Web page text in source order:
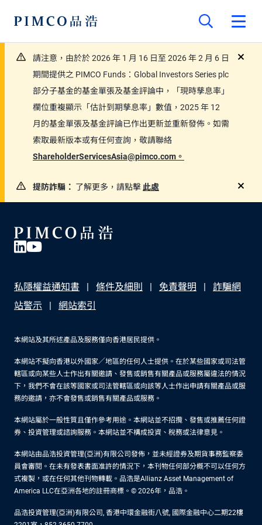
請注意，由於於 2026 年 1 月 16 日至 2026 年 2 月 6 日
期間提供之 PIMCO Funds：Global Investors Series plc
部分子基金的基金單張及基金評論中，「現時孳息率」
欄位重複顯示「估計到期孳息率」數值，2025 年 12
月的基金單張及基金評論已作出更新並重新發佈。如需
索取最新版本或有任何查詢，敬請聯絡
ShareholderServicesAsia@pimco.com。
提防詐騙： 了解更多，請點擊 此處
私隱權益通知書 條件及細則 免責聲明
詐騙網
站警示
網站索引
本網站及其所述產品及服務僅向香港居民提供。
本網站不擬向香港以外國家／地區的任何人士提供。在於某些國家或司法管
轄區或向某些人士作出有關邀請、發售或銷售有關產品或服務屬違法的情況
下，我們不會在該等國家或司法管轄區或向該等人士作出申請有關產品或服
務的邀請，亦不會發售或銷售有關產品或服務。
本網站屬於一般性質且僅作參考用途。本網站並不招攬、發售或推薦任何證
券、投資管理或諮詢服務。本網站並不構成投資、稅務或法律意見。
本網站由品浩投資管理(亞洲)有限公司發佈，並未經證券及期貨事務監察委
員會審閱。在未有發表書面准許的情況下，本刊物任何部分概不可以任何方
式複製，或在任何其他刊物轉載。品浩是Allianz Asset Management of
America LLC在亞洲各地的註冊商標。© 2026年，品浩。
品浩投資管理(亞洲)有限公司, 香港中環金融街八號, 國際金融中心二期22樓